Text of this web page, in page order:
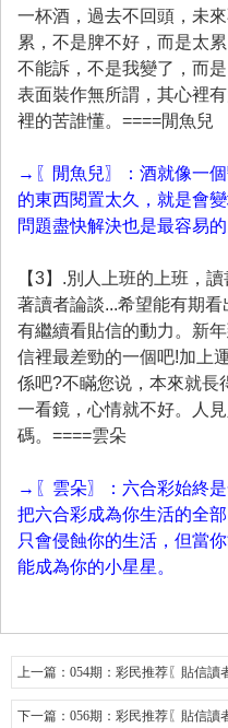
一杯酒，過去不回頭，未
累，不是脾不好，而是太
不能訴，不是我變了，而
表面裝作無所謂，其心裡
裡的苦誰懂。====閒魚兒
→〖閒魚兒〗：酒就像一
的東西閱置太久，就是會
問題盡快解決也是最容易的
【3】.別人上班的上班，
著讀者論談...希望能有期
有繼續看貼信的動力。新
信裡最差勁的一個吧!加上
係吧?不瞞您说，本來就長
一看鏡，心情就不好。人
碼。====雲朵
→〖雲朵〗：六合彩始終
把六合彩成為你生活的全
只會侵蝕你的生活，但當
能成為你的小星星。
上一篇： 054期：彩民推荐〖貼信讀
下一篇： 056期：彩民推荐〖貼信讀